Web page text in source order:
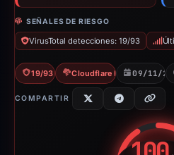
SEÑALES DE RIESGO
VirusTotal detecciones: 19/93
19/93 VT Cloudflare Banned09/11/
COMPARTIR